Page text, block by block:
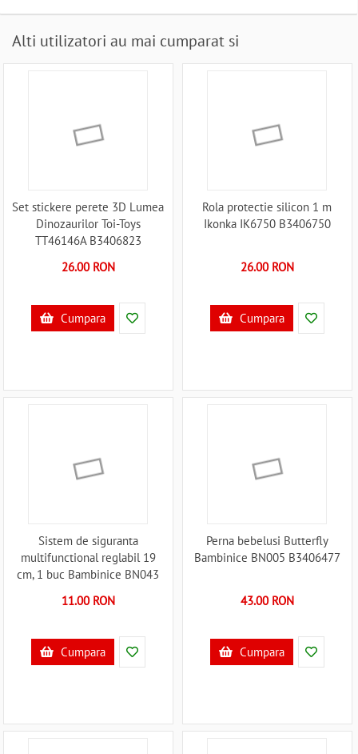
Alti utilizatori au mai cumparat si
Set stickere perete 3D Lumea
Dinozaurilor Toi-Toys
TT46146A B3406823
26.00 RON
Cumpara
Rola protectie silicon 1 m
Ikonka IK6750 B3406750
26.00 RON
Cumpara
Sistem de siguranta
multifunctional reglabil 19
cm, 1 buc Bambinice BN043
11.00 RON
Cumpara
Perna bebelusi Butterfly
Bambinice BN005 B3406477
43.00 RON
Cumpara